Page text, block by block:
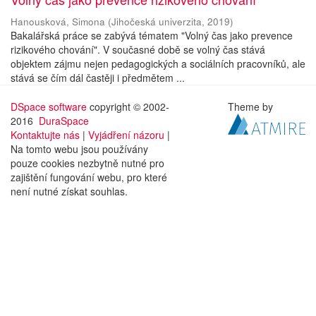
Hanousková, Simona (Jihočeská univerzita, 2019)
Bakalářská práce se zabývá tématem "Volný čas jako prevence
rizikového chování". V současné době se volný čas stává
objektem zájmu nejen pedagogických a sociálních pracovníků, ale
stává se čím dál častěji i předmětem ...
DSpace software copyright © 2002-
2016 DuraSpace
Kontaktujte nás | Vyjádření názoru |
Na tomto webu jsou používány
pouze cookies nezbytně nutné pro
zajištění fungování webu, pro které
není nutné získat souhlas.
Theme by